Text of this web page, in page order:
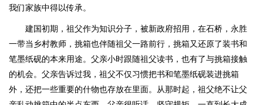
我们家族中得以传承。
建国初期，祖父作为知识分子，被新政府招用，在石桥，永胜
一带当乡村教师，挑箱也伴随祖父一路前行，挑箱又还原了装书和
笔墨纸砚的本来用途。父亲小时跟随祖父读书，也有了与挑箱接触
的机会。父亲告诉过我，祖父不仅习惯把书和笔墨纸砚装进挑箱
外，还把一些重要的什物也存放在里面。从那时起，祖父绝不让父